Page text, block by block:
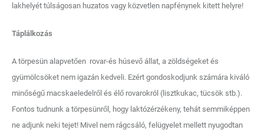
lakhelyét túlságosan huzatos vagy közvetlen napfénynek kitett helyre!
Táplálkozás
A törpesün alapvetően rovar-és húsevő állat, a zöldségeket és
gyümölcsöket nem igazán kedveli. Ezért gondoskodjunk számára kiváló
minőségű macskaeledelről és élő rovarokról (lisztkukac, tücsök stb.).
Fontos tudnunk a törpesünről, hogy laktózérzékeny, tehát semmiképpen
ne adjunk neki tejet! Mivel nem rágcsáló, felügyelet mellett nyugodtan